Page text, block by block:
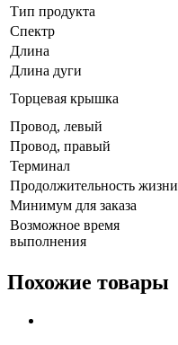
Тип продукта
Спектр
Длина
Длина дуги
Торцевая крышка
Провод, левый
Провод, правый
Терминал
Продолжительность жизни
Минимум для заказа
Возможное время
выполнения
Похожие товары